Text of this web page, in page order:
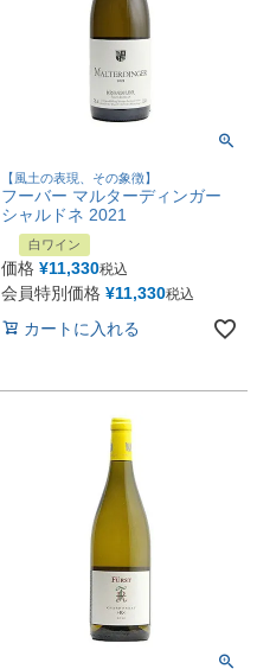
【風土の表現、その象徴】
フーバー マルターディンガー
シャルドネ 2021
白ワイン
価格 ¥11,330税込
会員特別価格 ¥11,330税込
カートに入れる